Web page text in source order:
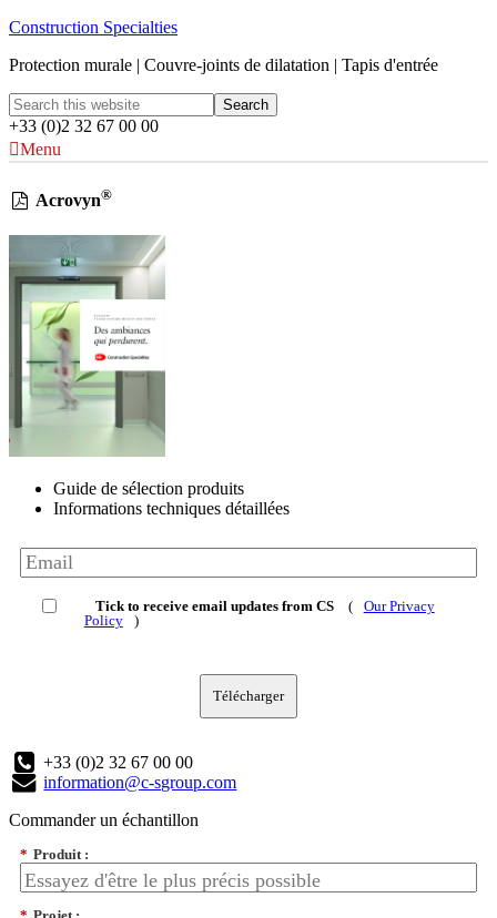
Construction Specialties
Protection murale | Couvre-joints de dilatation | Tapis d'entrée
+33 (0)2 32 67 00 00
Menu
Acrovyn®
Guide de sélection produits
Informations techniques détaillées
Tick to receive email updates from CS (
Our Privacy
Policy
)
Télécharger
+33 (0)2 32 67 00 00
information@c-sgroup.com
Commander un échantillon
* Produit :